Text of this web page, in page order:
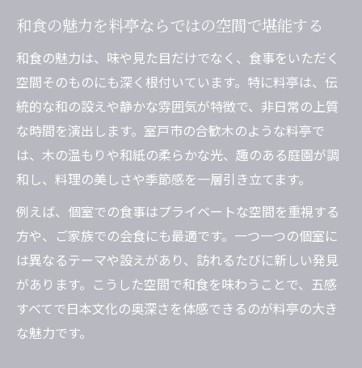
を満喫
和食料亭で満足できる予約や利用のポイン
ト
和食をより深く味わう料亭選びのコツを知
る
特別な日にぴったりな和食料亭体験の楽し
和食好きが注目する料亭独自のサービスと
は
料亭でしか味わえない和食の一皿に出会う
には
伝統の和食を合歓木で楽しみたいあなたへ
和食の魅力を料亭ならではの空間で堪能する
和食の魅力は、味や見た目だけでなく、食事をいただく
空間そのものにも深く根付いています。特に料亭は、伝
統的な和の設えや静かな雰囲気が特徴で、非日常の上質
な時間を演出します。室戸市の合歓木のような料亭で
は、木の温もりや和紙の柔らかな光、趣のある庭園が調
和し、料理の美しさや季節感を一層引き立てます。
例えば、個室での食事はプライベートな空間を重視する
方や、ご家族での会食にも最適です。一つ一つの個室に
は異なるテーマや設えがあり、訪れるたびに新しい発見
があります。こうした空間で和食を味わうことで、五感
すべてで日本文化の奥深さを体感できるのが料亭の大き
な魅力です。